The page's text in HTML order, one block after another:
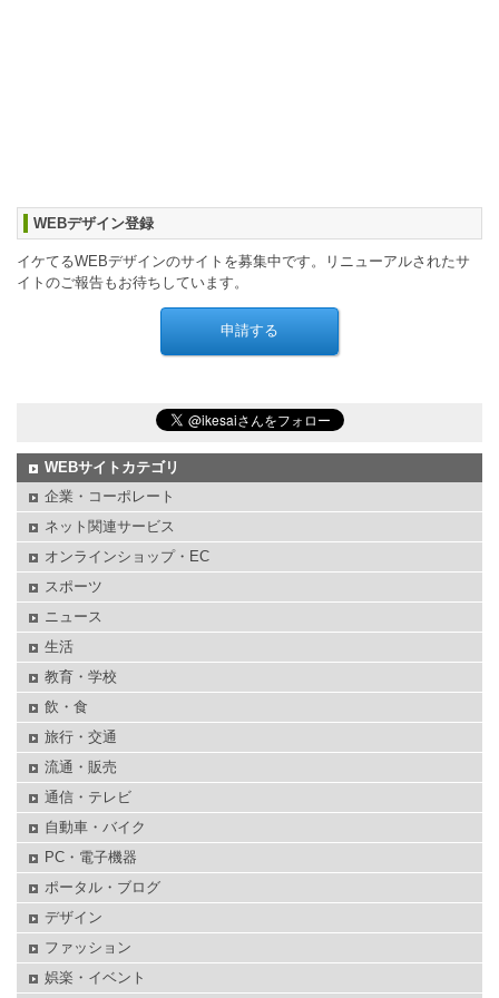
WEBデザイン登録
イケてるWEBデザインのサイトを募集中です。リニューアルされたサ
イトのご報告もお待ちしています。
WEBサイトカテゴリ
企業・コーポレート
ネット関連サービス
オンラインショップ・EC
スポーツ
ニュース
生活
教育・学校
飲・食
旅行・交通
流通・販売
通信・テレビ
自動車・バイク
PC・電子機器
ポータル・ブログ
デザイン
ファッション
娯楽・イベント